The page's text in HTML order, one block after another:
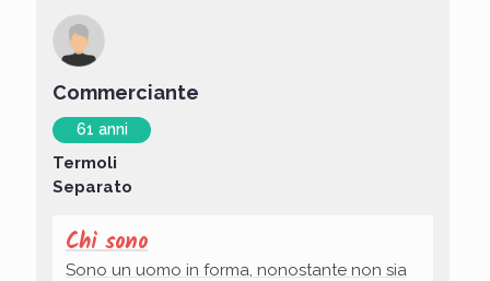
Commerciante
61 anni
Termoli
Separato
Chi sono
Sono un uomo in forma, nonostante non sia